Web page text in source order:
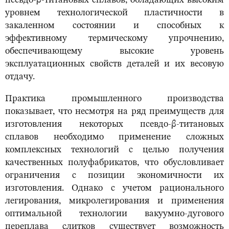
уровнем технологической пластичности в
закаленном состоянии и способных к
эффективному термическому упрочнению,
обеспечивающему высокие уровень
эксплуатационных свойств деталей и их весовую
отдачу.
Практика промышленного производства
показывает, что несмотря на ряд преимуществ для
изготовления некоторых псевдо-β-титановых
сплавов необходимо применение сложных
комплексных технологий с целью получения
качественных полуфабрикатов, что обусловливает
ограничения с позиции экономичности их
изготовления. Однако с учетом рационального
легирования, микролегирования и применения
оптимальной технологии вакуумно-дугового
переплава слитков существует возможность